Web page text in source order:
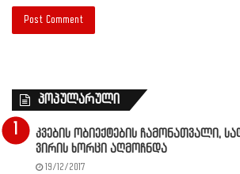
პოპულარული
კვების ობიექტების ჩამონათვალი,
ვირის ხორცი აღმოჩნდა
19/12/2017